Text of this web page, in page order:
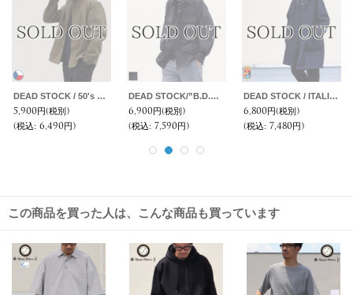
DEAD STOCK / ITALIA MILITARY Security Work Coat（イタリア軍セキュリティワークコート）
円(税別)
込:7,480円)
DEAD STOCK/FRENCH OPEN BUCKLE CANVAS BELT (フランス陸軍 オープンバックル キャンバスペルト）
1,900円(税別)
(税込:2,090円)
DEAD STOCK/FRENCH OPEN BUCKLE CANVAS BELT (フランス陸軍 オープンバックル キャンバスペルト）
2,800円(税別)
(税込:3,080円)
この商品を買った人は、こんな商品も買っています